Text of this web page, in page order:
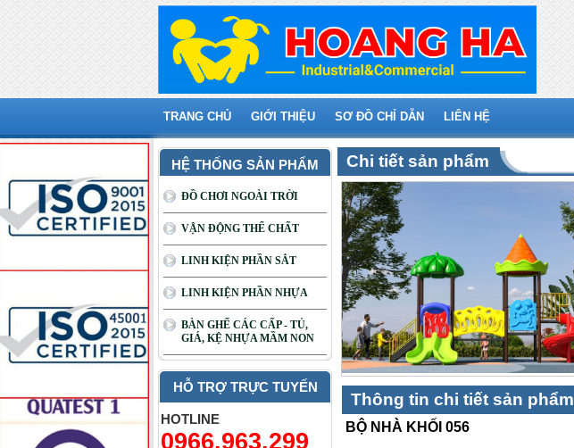
TRANG CHỦ GIỚI THIỆU SƠ ĐỒ CHỈ DẪN LIÊN HỆ
HỆ THỐNG SẢN PHẨM
ĐỒ CHƠI NGOÀI TRỜI
VẬN ĐỘNG THỂ CHẤT
LINH KIỆN PHẦN SẮT
LINH KIỆN PHẦN NHỰA
BÀN GHẾ CÁC CẤP - TỦ,
GIÁ, KỆ NHỰA MẦM NON
HỖ TRỢ TRỰC TUYẾN
HOTLINE
0966.963.299
Chi tiết sản phẩm
Thông tin chi tiết sản phẩm
BỘ NHÀ KHỐI 056